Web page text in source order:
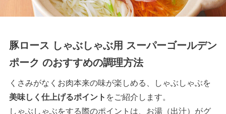
豚ロース しゃぶしゃぶ用 スーパーゴールデン
ポーク のおすすめの調理方法
くさみがなくお肉本来の味が楽しめる、しゃぶしゃぶを
美味しく仕上げるポイント をご紹介します。
しゃぶしゃぶをする際のポイントは、お湯（出汁）がグ